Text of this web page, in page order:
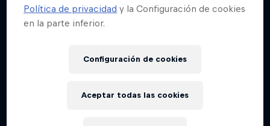
Política de privacidad y la Configuración de cookies
en la parte inferior.
Configuración de cookies
Aceptar todas las cookies